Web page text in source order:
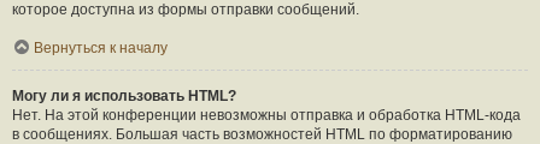
которое доступна из формы отправки сообщений.
Вернуться к началу
Могу ли я использовать HTML?
Нет. На этой конференции невозможны отправка и обработка HTML-кода
в сообщениях. Большая часть возможностей HTML по форматированию